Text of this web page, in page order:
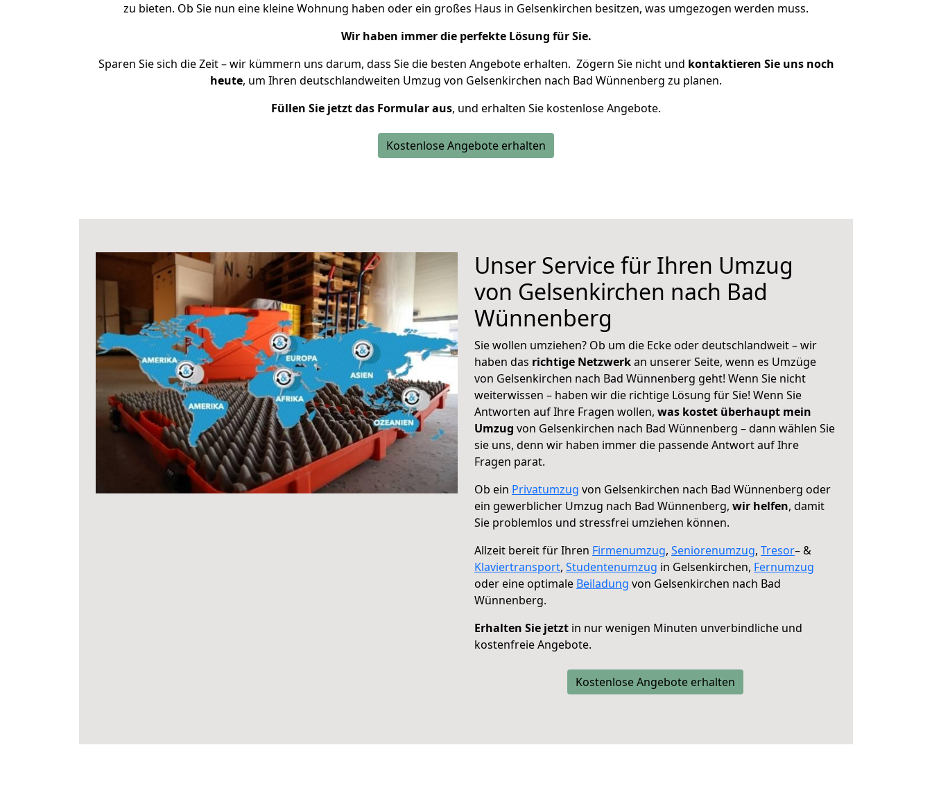
zu bieten. Ob Sie nun eine kleine Wohnung haben oder ein großes Haus in Gelsenkirchen besitzen, was umgezogen werden muss.
Wir haben immer die perfekte Lösung für Sie.
Sparen Sie sich die Zeit – wir kümmern uns darum, dass Sie die besten Angebote erhalten. Zögern Sie nicht und kontaktieren Sie uns noch
heute, um Ihren deutschlandweiten Umzug von Gelsenkirchen nach Bad Wünnenberg zu planen.
Füllen Sie jetzt das Formular aus, und erhalten Sie kostenlose Angebote.
Kostenlose Angebote erhalten
Unser Service für Ihren Umzug
von Gelsenkirchen nach Bad
Wünnenberg
Sie wollen umziehen? Ob um die Ecke oder deutschlandweit – wir
haben das richtige Netzwerkan unserer Seite, wenn es Umzüge
von Gelsenkirchen nach Bad Wünnenberg geht! Wenn Sie nicht
weiterwissen – haben wir die richtige Lösung für Sie! Wenn Sie
Antworten auf Ihre Fragen wollen, was kostet überhaupt mein
Umzug von Gelsenkirchen nach Bad Wünnenberg – dann wählen Sie
sie uns, denn wir haben immer die passende Antwort auf Ihre
Fragen parat.
Ob ein Privatumzug von Gelsenkirchen nach Bad Wünnenberg oder
ein gewerblicher Umzug nach Bad Wünnenberg, wir helfen, damit
Sie problemlos und stressfrei umziehen können.
Allzeit bereit für Ihren Firmenumzug, Seniorenumzug, Tresor– &
Klaviertransport, Studentenumzug in Gelsenkirchen, Fernumzug
oder eine optimale Beiladung von Gelsenkirchen nach Bad
Wünnenberg.
Erhalten Sie jetzt in nur wenigen Minuten unverbindliche und
kostenfreie Angebote.
Kostenlose Angebote erhalten